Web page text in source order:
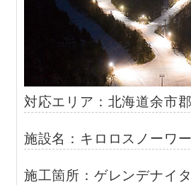
対応エリア：北海道余市
施設名：キロロスノーワ
施工箇所：ゲレンデナイ